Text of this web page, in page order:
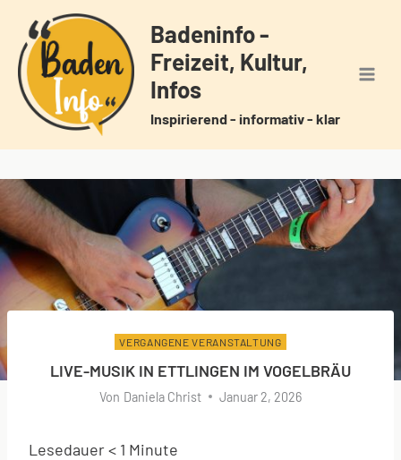
Inhalt
springen
Badeninfo -
Freizeit, Kultur,
Infos
Inspirierend - informativ - klar
VERGANGENE VERANSTALTUNG
LIVE-MUSIK IN ETTLINGEN IM VOGELBRÄU
Von Daniela Christ Januar 2, 2026
Lesedauer< 1 Minute